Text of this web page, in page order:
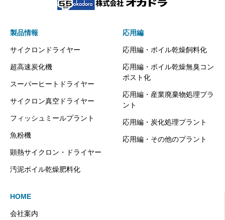
製品情報
サイクロンドライヤー
超高速炭化機
スーパーヒートドライヤー
サイクロン真空ドライヤー
フィッシュミールプラント
魚粉機
顕熱サイクロン・ドライヤー
汚泥ボイル乾燥肥料化
応用編
応用編・ボイル乾燥飼料化
応用編・ボイル乾燥無臭コン
ポスト化
応用編・産業廃棄物処理プラ
ント
応用編・炭化処理プラント
応用編・その他のプラント
HOME
会社案内